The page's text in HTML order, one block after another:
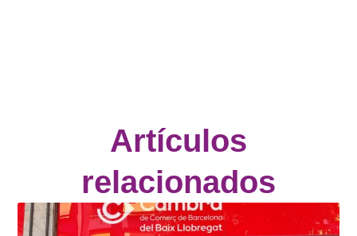
Artículos
relacionados